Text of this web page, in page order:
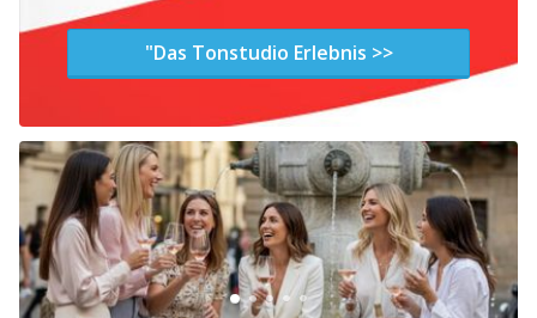
"Das Tonstudio Erlebnis >>